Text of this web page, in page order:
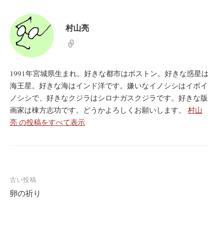
村山亮
1991年宮城県生まれ。好きな都市はボストン。好きな惑星は
海王星。好きな海はインド洋です。嫌いなイノシシはイボイ
ノシシで、好きなクジラはシロナガスクジラです。好きな版
画家は棟方志功です。どうかよろしくお願いします。 村山
亮 の投稿をすべて表示
投
稿
古い投稿
卵の祈り